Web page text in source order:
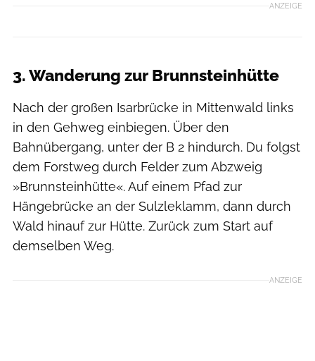
ANZEIGE
3. Wanderung zur Brunnsteinhütte
Nach der großen Isarbrücke in Mittenwald links
in den Gehweg einbiegen. Über den
Bahnübergang, unter der B 2 hindurch. Du folgst
dem Forstweg durch Felder zum Abzweig
»Brunnsteinhütte«. Auf einem Pfad zur
Hängebrücke an der Sulzleklamm, dann durch
Wald hinauf zur Hütte. Zurück zum Start auf
demselben Weg.
ANZEIGE